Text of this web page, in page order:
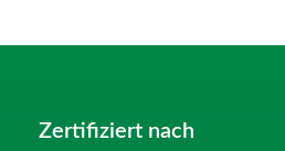
Zertifiziert nach